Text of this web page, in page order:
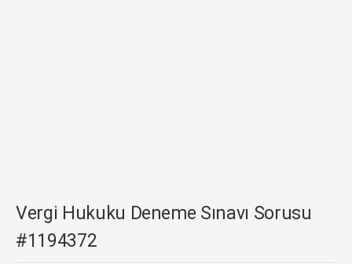
Vergi Hukuku Deneme Sınavı Sorusu
#1194372